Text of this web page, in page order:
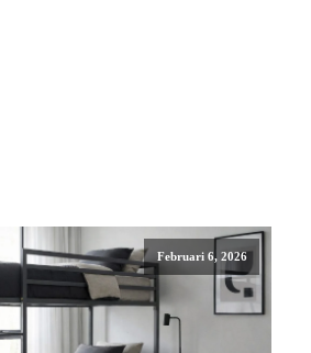
Februari 6, 2026